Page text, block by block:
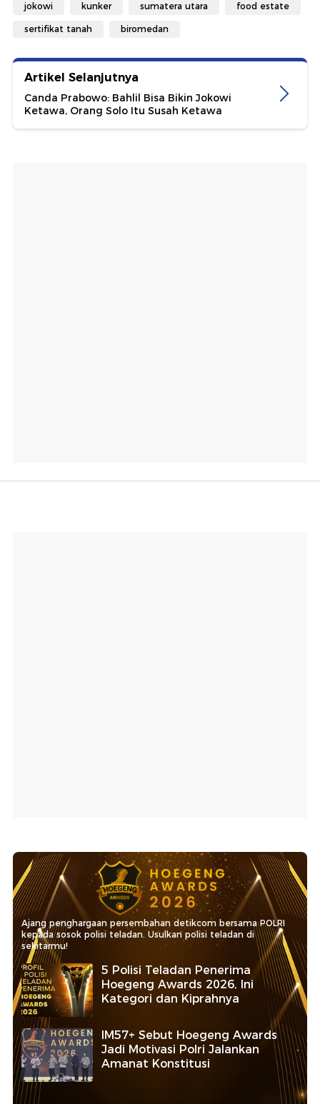
jokowi kunker sumatera utara food estate
sertifikat tanah biromedan
Artikel Selanjutnya
Canda Prabowo: Bahlil Bisa Bikin Jokowi
Ketawa, Orang Solo Itu Susah Ketawa